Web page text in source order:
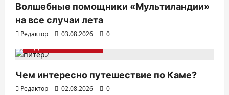
Волшебные помощники «Мультиландии»
на все случаи лета
Редактор 03.08.2026
0
ОТДЫХ. ПУТЕШЕСТВИЯ.
Чем интересно путешествие по Каме?
Редактор 02.08.2026 0